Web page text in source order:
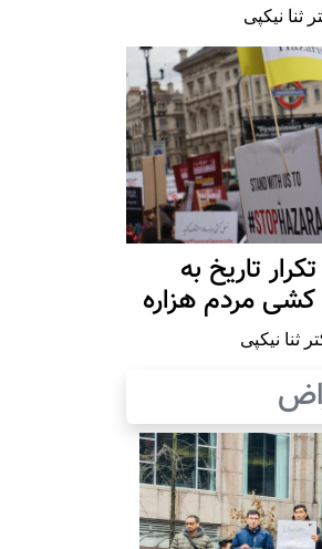
ثنا نیکپی
تاريخ به
مردم هزاره
ثنا نیکپی